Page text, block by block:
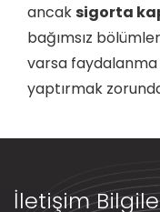
ancaksigorta
bağımsız
varsa faydalanma
yaptırmak
İletişim